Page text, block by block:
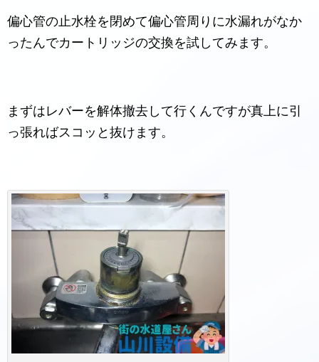
偏心管の止水栓を閉めて偏心管周りに水漏れがなか
ったんでカートリッジの交換を試してみます。
まずはレバーを解体撤去して行くんですが真上に引
っ張ればスコッと抜けます。